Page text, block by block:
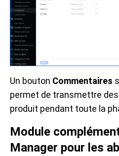
Un bouton Commentaires
permet de transmettre des
produit pendant toute la
Module
Manager pour les